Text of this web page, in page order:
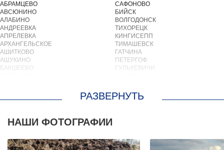
АБРАМЦЕВО
АВСЮНИНО
АЛАБИНО
АНДРЕЕВКА
АПРЕЛЕВКА
АРХАНГЕЛЬСКОЕ
АШИТКОВО
АШУКИНО
БАКШЕЕВО
БЕЛООЗЕРСКИЙ
БОГОРОДСКОЕ
БОЛЬШИЕ ДВОРЫ
БОЛЬШОЕ БУНЬКОВО
САФОНОВО
БИЙСК
ВОЛГОДОНСК
ТИХОРЕЦК
КИНГИСЕПП
ТИМАШЕВСК
ГАТЧИНА
ПЕТЕРГОФ
ГУЛЬКЕВИЧИ
ВЫБОРГ
ТУАПСЕ
НАХОДКА
КОЛПИНО
НАШИ ФОТОГРАФИИ